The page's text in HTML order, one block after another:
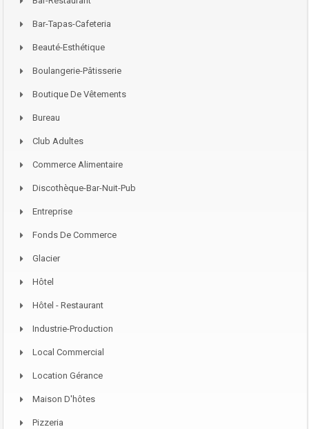
Bar-Tapas-Cafeteria
Beauté-Esthétique
Boulangerie-Pâtisserie
Boutique De Vêtements
Bureau
Club Adultes
Commerce Alimentaire
Discothèque-Bar-Nuit-Pub
Entreprise
Fonds De Commerce
Glacier
Hôtel
Hôtel - Restaurant
Industrie-Production
Local Commercial
Location Gérance
Maison D'hôtes
Pizzeria